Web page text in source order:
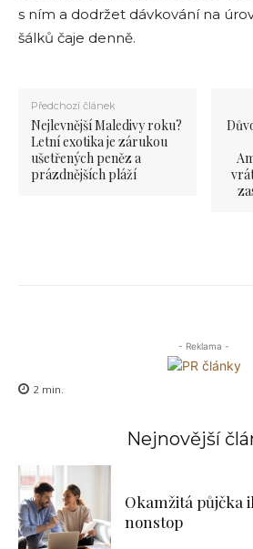
s ním a dodržet dávkování na
šálků čaje denně.
Předchozí článek
Nejlevnější Maledivy roku?
Letní exotika je zárukou
ušetřených peněz a
prázdnějších pláží
- Reklama -
2 min.
Nejnovější
Okamžitá půjčka
nonstop